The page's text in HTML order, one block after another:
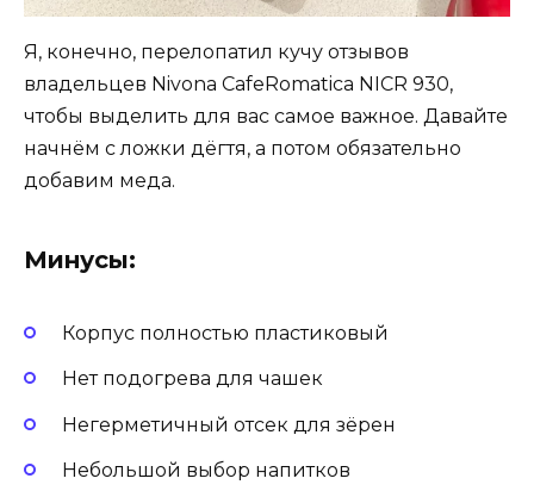
Я, конечно, перелопатил кучу отзывов
владельцев Nivona CafeRomatica NICR 930,
чтобы выделить для вас самое важное. Давайте
начнём с ложки дёгтя, а потом обязательно
добавим меда.
Минусы:
Корпус полностью пластиковый
Нет подогрева для чашек
Негерметичный отсек для зёрен
Небольшой выбор напитков